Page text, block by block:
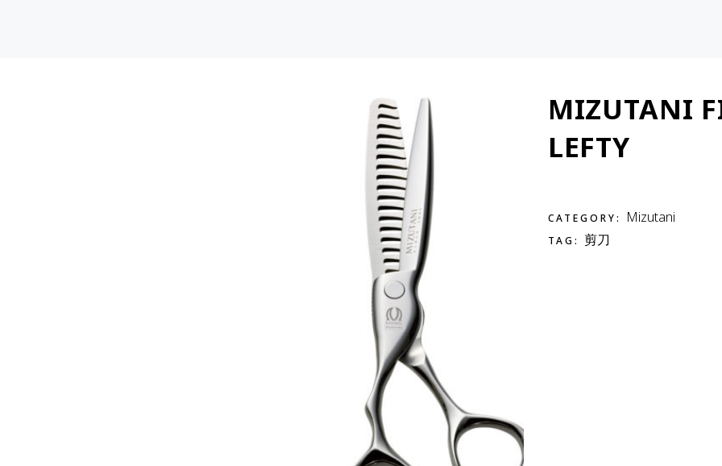
MIZUTANI
LEFTY
CATEGORY: Mizutani
TAG: 剪刀